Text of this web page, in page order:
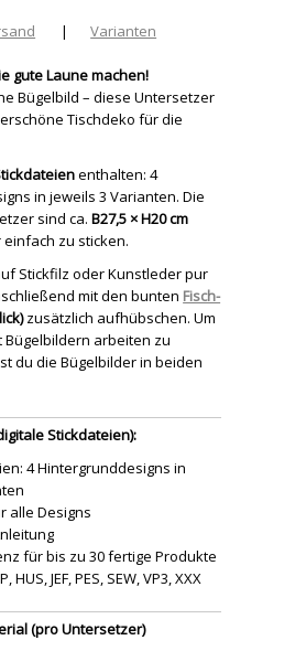
| Varianten
gute Laune machen!
Bügelbild – diese Untersetzer
Tischdeko für die
enthalten: 4
in jeweils 3 Varianten. Die
sind ca.B27,5 × H20 cm
zu sticken.
Stickfilz oder Kunstleder pur
mit den bunten Fisch-
zusätzlich aufhübschen. Um
Bügelbildern arbeiten zu
du die Bügelbilder in beiden
Stickdateien):
4 Hintergrunddesigns in
alle Designs
für bis zu 30 fertige Produkte
HUS, JEF, PES, SEW, VP3, XXX
(pro Untersetzer)